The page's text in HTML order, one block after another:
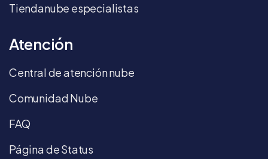
Tiendanube especialistas
Atención
Central de atención nube
Comunidad Nube
FAQ
Página de Status